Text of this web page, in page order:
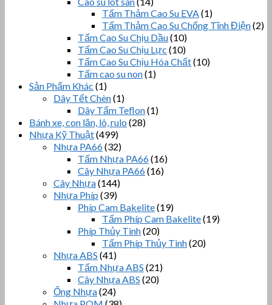
Tấm Thảm Cao Su EVA(1)
Tấm Thảm Cao Su Chống Tĩnh Điện(2)
Tấm Cao Su Chịu Dầu(10)
Tấm Cao Su Chịu Lực (10)
Tấm Cao Su Chịu Hóa Chất(10)
Tấm cao su non(1)
Sản Phẩm Khác (1)
Dây Tết Chèn(1)
Dây Tẩm Teflon(1)
Bánh xe, con lăn, lô, rulo (28)
Nhựa Kỹ Thuật(499)
Nhựa PA66(32)
Tấm Nhựa PA66(16)
Cây Nhựa PA66(16)
Cây Nhựa(144)
Nhựa Phíp (39)
Phíp Cam Bakelite(19)
Tấm Phíp Cam Bakelite(19)
Phíp Thủy Tinh(20)
Tấm Phíp Thủy Tinh(20)
Nhựa ABS (41)
Tấm Nhựa ABS (21)
Cây Nhựa ABS (20)
Ống Nhựa(24)